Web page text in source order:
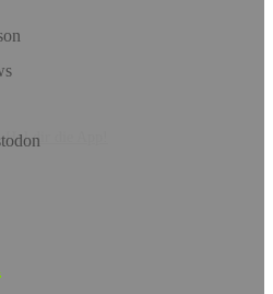
Hol dir die App!